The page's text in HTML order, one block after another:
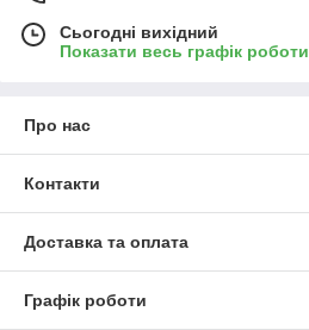
Сьогодні вихідний
Показати весь графік роботи
Про нас
Контакти
Доставка та оплата
Графік роботи